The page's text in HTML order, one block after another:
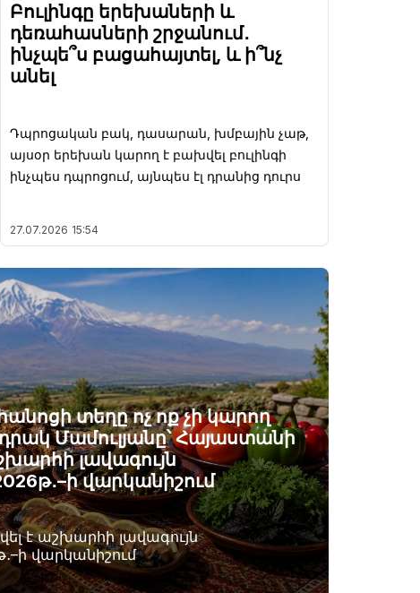
Բուլինգը երեխաների և
դեռահասների շրջանում․
ինչպե՞ս բացահայտել, և ի՞նչ
անել
Դպրոցական բակ, դասարան, խմբային չաթ,
այսօր երեխան կարող է բախվել բուլինգի
ինչպես դպրոցում, այնպես էլ դրանից դուրս
27.07.2026 15:54
տեղը ոչ ոք չի կարող
Մամուլյանը՝ Հայաստանի
լավագույն
վարկանիշում
է աշխարհի լավագույն
վարկանիշում